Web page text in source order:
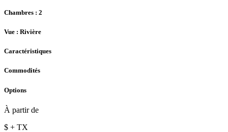
Chambres : 2
Vue : Rivière
Caractéristiques
Commodités
Options
À partir de
$ + TX